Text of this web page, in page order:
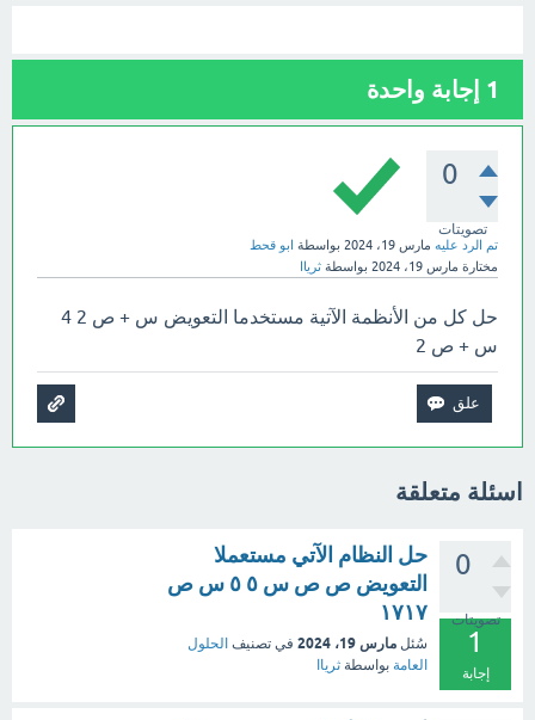
1 إجابة واحدة
0
تصويتات
تم الرد عليه مارس 19، 2024 بواسطة ابو قحط
مختارة مارس 19، 2024 بواسطة ثرياا
حل كل من الأنظمة الآتية مستخدما التعويض س + ص 2 4
س + ص 2
اسئلة متعلقة
0
تصويتات
1
إجابة
حل النظام الآتي مستعملا
التعويض ص ص س ٥ ٥ س ص
١٧١٧
سُئل مارس 19، 2024 في تصنيف الحلول
العامة بواسطة ثرياا